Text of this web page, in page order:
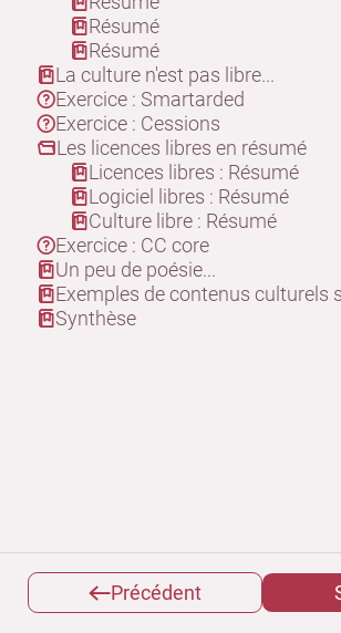
Résumé
Résumé
La culture n'est pas libre...
Exercice : Smartarded
Exercice : Cessions
Les licences libres en résumé
Licences libres : Résumé
Logiciel libres : Résumé
Culture libre : Résumé
Exercice : CC core
Un peu de poésie...
Exemples de contenus culturels
Synthèse
Précédent